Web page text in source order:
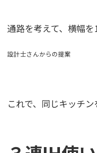
通路を考えて、横幅を
設計士さんからの提案
これで、同じキッチ